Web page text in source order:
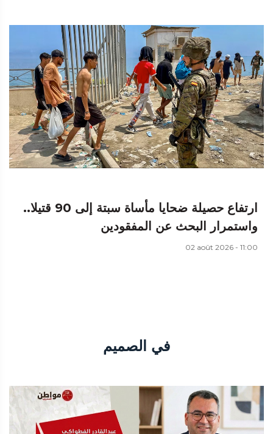
ارتفاع حصيلة ضحايا مأساة سبتة إلى 90 قتيلا..
واستمرار البحث عن المفقودين
02 août 2026 - 11:00
في الصميم